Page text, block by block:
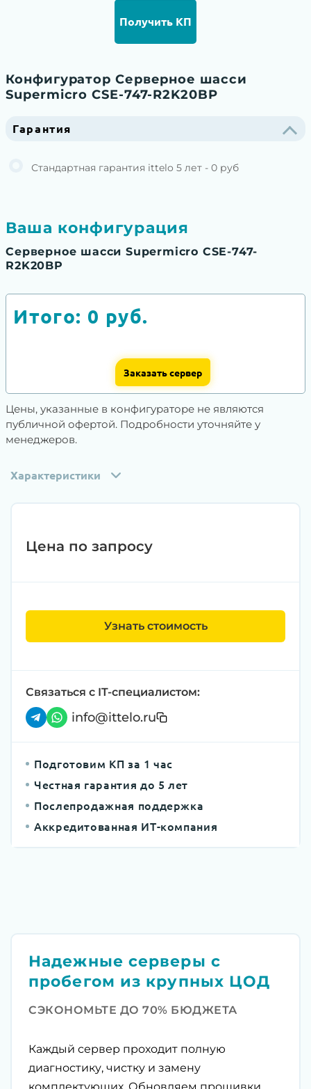
Получить КП
Конфигуратор Серверное шасси
Supermicro CSE-747-R2K20BP
Гарантия
Стандартная гарантия ittelo 5 лет - 0 руб
Ваша конфигурация
Серверное шасси Supermicro CSE-747-
R2K20BP
Итого: 0 руб.
Заказать сервер
Цены, указанные в конфигураторе не являются
публичной офертой. Подробности уточняйте у
менеджеров.
Характеристики
Цена по запросу
Узнать стоимость
Связаться с IT-специалистом:
info@ittelo.ru
Подготовим КП за 1 час
Честная гарантия до 5 лет
Послепродажная поддержка
Аккредитованная ИТ-компания
Надежные серверы с
пробегом из крупных ЦОД
СЭКОНОМЬТЕ ДО 70% БЮДЖЕТА
Каждый сервер проходит полную
диагностику, чистку и замену